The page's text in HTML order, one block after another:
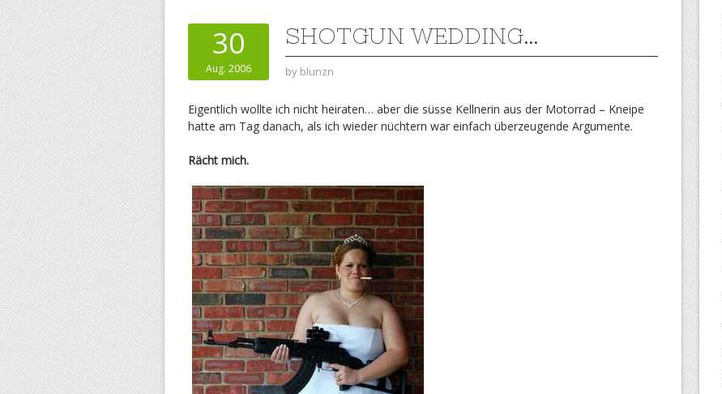
30
Aug. 2006
SHOTGUN WEDDING…
by blunzn
Eigentlich wollte ich nicht heiraten… aber die süsse Kellnerin aus der Motorrad – Kneipe
hatte am Tag danach, als ich wieder nüchtern war einfach überzeugende Argumente.
Rächt mich.